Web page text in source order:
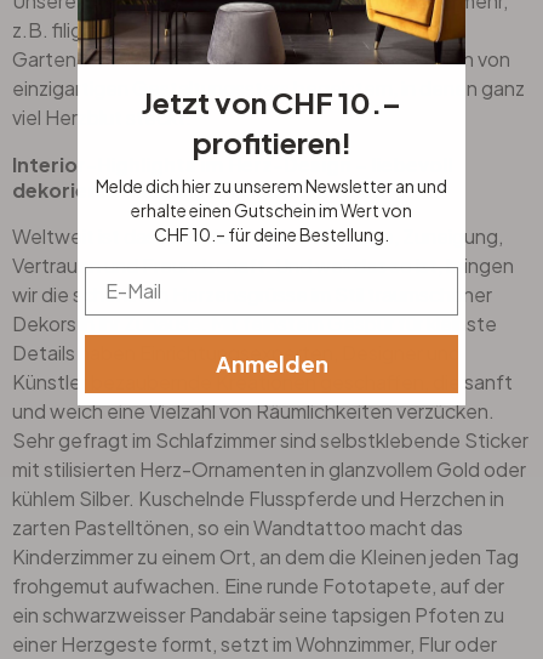
z.B. filigrane Schriftzüge, feinste Holzkunst und
Gartenaccessoires in Edelrostoptik. Lassen Sie sich von
einzigartigen Gestaltungsstars begeistern, in denen ganz
viel Herzblut steckt.
Interior-Highlights im Herz-Design – liebevoll
dekorieren nach eigenem Geschmack
Weltweit ist das Herz das Symbol für Liebe, Zuneigung,
Vertrauen und Freundschaft. Und weil das so ist, bringen
wir die schönsten Herzensgrüsse im Stil traumschöner
Dekors in Ihr Zuhause. Mit feinstem Gespür für kleinste
Details haben Einrichtungsexperten, Designer und
Künstler bezaubernde Kreationen geschaffen, die sanft
und weich eine Vielzahl von Räumlichkeiten verzücken.
Sehr gefragt im Schlafzimmer sind selbstklebende Sticker
mit stilisierten Herz-Ornamenten in glanzvollem Gold oder
kühlem Silber. Kuschelnde Flusspferde und Herzchen in
zarten Pastelltönen, so ein Wandtattoo macht das
Kinderzimmerzu einem Ort, an dem die Kleinen jeden Tag
frohgemut aufwachen. Eine runde Fototapete, auf der
ein schwarzweisser Pandabär seine tapsigen Pfoten zu
einer Herzgeste formt, setzt im Wohnzimmer, Flur oder
Jetzt von CHF 10.–
profitieren!
Melde dich hier zu unserem Newsletter an und
erhalte einen Gutschein im Wert von
CHF 10.– für deine Bestellung.
Email
Anmelden